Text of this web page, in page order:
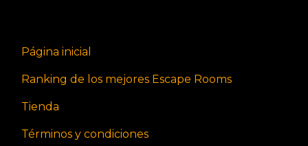
Página inicial
Ranking de los mejores Escape Rooms
Tienda
Términos y condiciones